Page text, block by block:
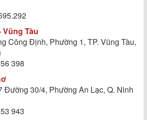
Tàu
Công Định, Phường 1, TP. Vũng Tàu,
398
Đường 30/4, Phường An Lạc, Q. Ninh
943